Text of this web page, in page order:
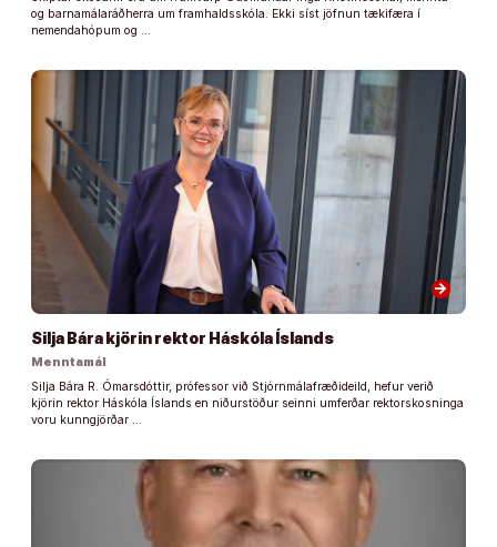
og barnamálaráðherra um framhaldsskóla. Ekki síst jöfnun tækifæra í
nemendahópum og …
arrow_forward
Silja Bára kjörin rektor Háskóla Íslands
Menntamál
Silja Bára R. Ómarsdóttir, prófessor við Stjórnmálafræðideild, hefur verið
kjörin rektor Háskóla Íslands en niðurstöður seinni umferðar rektorskosninga
voru kunngjörðar …